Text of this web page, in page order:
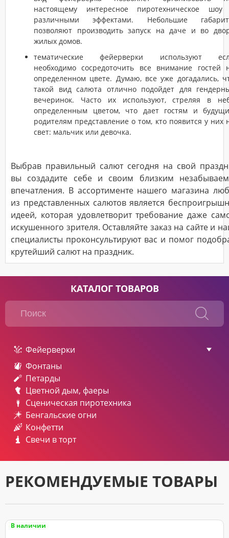
настоящему интересное пиротехническое шоу
различными эффектами. Небольшие
позволяют производить запуск на даче и во
жилых домов.
тематические фейерверки используют
необходимо сосредоточить все внимание гостей
определенном цвете. Думаю, все уже догадались,
такой вид салюта отлично подойдет для
вечеринок. Часто их используют, стреляя в
определенным цветом, что дает гостям и
родителям представление о том, кто появится у них
свет: мальчик или девочка.
Выбрав правильный салют сегодня на свой
вы создадите себе и своим близким
впечатления. В ассортименте нашего магазина
из представленных салютов является
идеей, которая удовлетворит требование даже
искушенного зрителя. Оставляйте заказ на сайте и
специалисты проконсультируют вас и помог
крутейший салют на праздник.
КАТАЛОГ ТОВАРОВ
Фейерверки
Фонтаны
Петарды
Цветной дым, фаеры
Сценическая пиротехника
Бенгальские огни
Конфетти
Свечи в торт
РЕКОМЕНДУЕМЫЕ ТОВАРЫ
В наличии